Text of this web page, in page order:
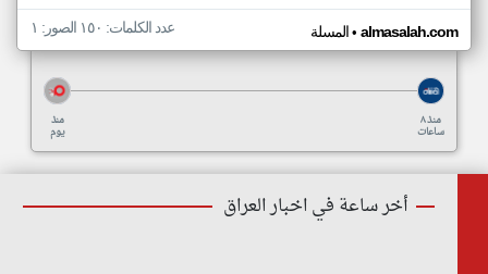
المسلة• almasalah.com عدد الكلمات: ١٥٠ الصور: ١
منذ
يوم
منذ ٨
ساعات
أخر ساعة في اخبار العراق